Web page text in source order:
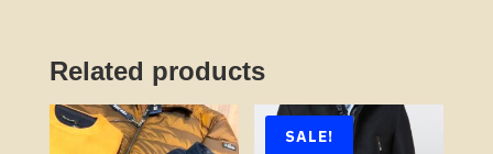
Related products
SALE!